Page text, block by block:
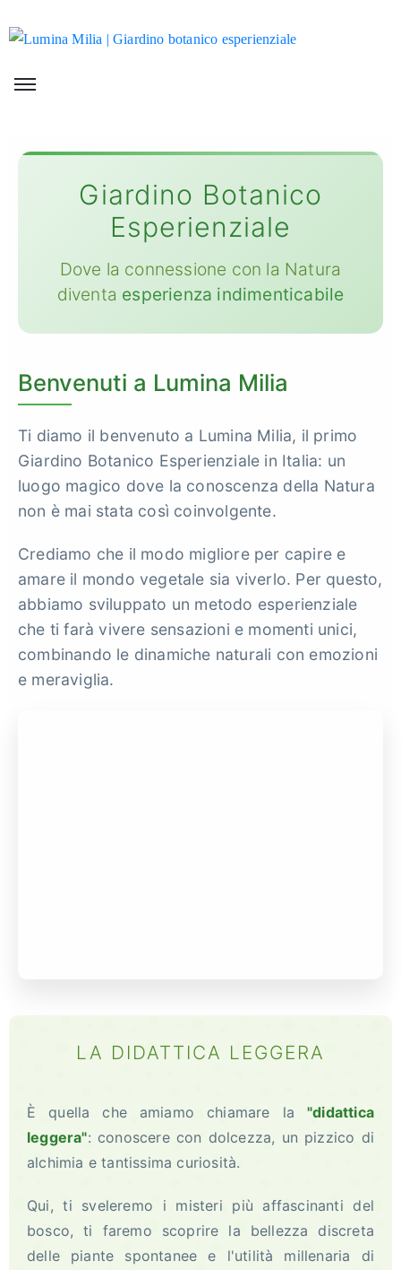
Giardino Botanico
Esperienziale
Dove la connessione con la Natura
diventa esperienza indimenticabile
Benvenuti a Lumina Milia
Ti diamo il benvenuto a Lumina Milia, il primo
Giardino Botanico Esperienziale in Italia: un
luogo magico dove la conoscenza della Natura
non è mai stata così coinvolgente.
Crediamo che il modo migliore per capire e
amare il mondo vegetale sia viverlo. Per questo,
abbiamo sviluppato un metodo esperienziale
che ti farà vivere sensazioni e momenti unici,
combinando le dinamiche naturali con emozioni
e meraviglia.
LA DIDATTICA LEGGERA
È quella che amiamo chiamare la "didattica
leggera": conoscere con dolcezza, un pizzico di
alchimia e tantissima curiosità.
Qui, ti sveleremo i misteri più affascinanti del
bosco, ti faremo scoprire la bellezza discreta
delle piante spontanee e l'utilità millenaria di